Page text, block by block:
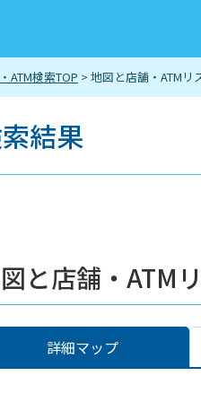
ATM検索TOP > 地図と店舗・ATMリ
結果
と店舗・ATM
詳細マップ